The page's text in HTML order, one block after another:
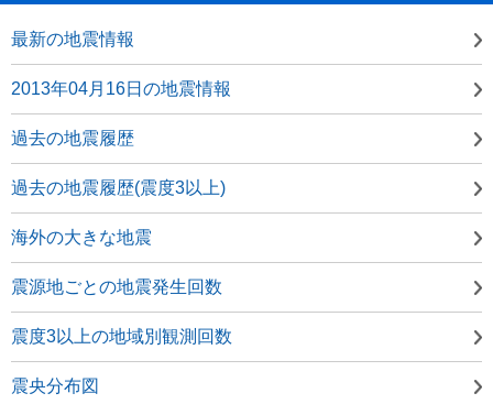
最新の地震情報
2013年04月16日の地震情報
過去の地震履歴
過去の地震履歴(震度3以上)
海外の大きな地震
震源地ごとの地震発生回数
震度3以上の地域別観測回数
震央分布図